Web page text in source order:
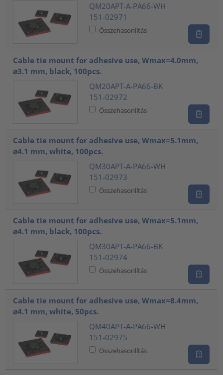
QM20APT-A-PA66-WH
151-02971
Összehasonlítás
Cable tie mount for adhesive use, Wmax=4.0mm,
⌀3.1 mm, black, 100pcs.
QM20APT-A-PA66-BK
151-02972
Összehasonlítás
Cable tie mount for adhesive use, Wmax=5.1mm,
⌀4.1 mm, white, 100pcs.
QM30APT-A-PA66-WH
151-02973
Összehasonlítás
Cable tie mount for adhesive use, Wmax=5.1mm,
⌀4.1 mm, black, 100pcs.
QM30APT-A-PA66-BK
151-02974
Összehasonlítás
Cable tie mount for adhesive use, Wmax=8.4mm,
⌀4.1 mm, white, 50pcs.
QM40APT-A-PA66-WH
151-02975
Összehasonlítás